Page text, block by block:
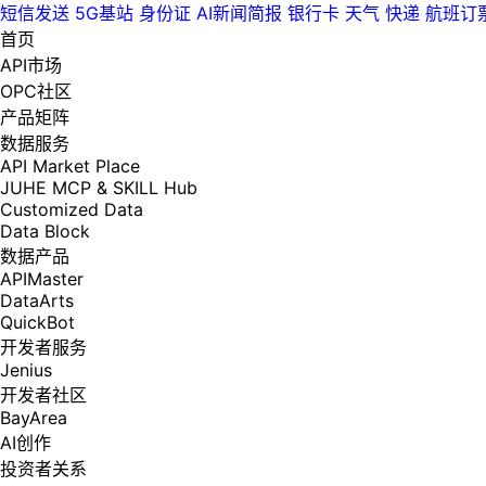
短信发送 5G基站 身份证 AI新闻简报 银行卡 天气 快递 航班订
首页
API市场
OPC社区
产品矩阵
数据服务
API Market Place
JUHE MCP & SKILL Hub
Customized Data
Data Block
数据产品
APIMaster
DataArts
QuickBot
开发者服务
Jenius
开发者社区
BayArea
AI创作
投资者关系